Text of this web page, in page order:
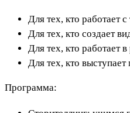
Для тех, кто работает с
Для тех, кто создает
Для тех, кто работает
Для тех, кто выступает
Программа: